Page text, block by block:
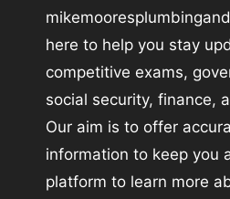
here to help you stay
competitive exams,
social security, finance,
Our aim is to offer
information to keep you
platform to learn more